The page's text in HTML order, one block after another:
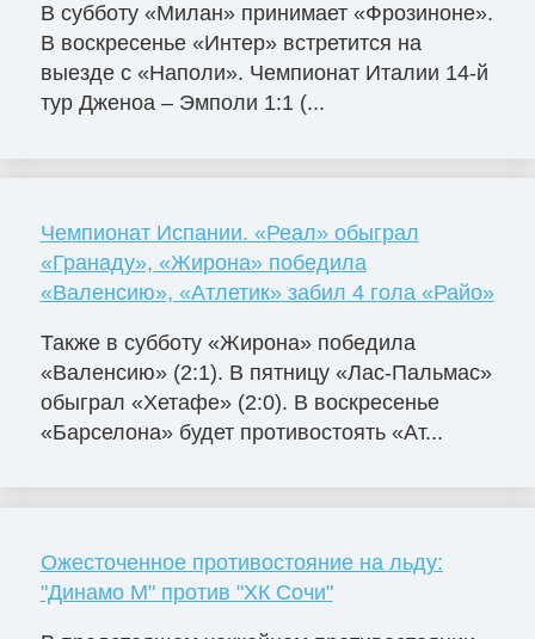
В субботу «Милан» принимает «Фрозиноне».
В воскресенье «Интер» встретится на
выезде с «Наполи». Чемпионат Италии 14-й
тур Дженоа – Эмполи 1:1 (...
Чемпионат Испании. «Реал» обыграл
«Гранаду», «Жирона» победила
«Валенсию», «Атлетик» забил 4 гола «Райо»
Также в субботу «Жирона» победила
«Валенсию» (2:1). В пятницу «Лас-Пальмас»
обыграл «Хетафе» (2:0). В воскресенье
«Барселона» будет противостоять «Ат...
Ожесточенное противостояние на льду:
"Динамо М" против "ХК Сочи"